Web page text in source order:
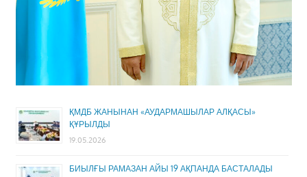
ҚМДБ ЖАНЫНАН «АУДАРМАШЫЛАР АЛҚАСЫ»
ҚҰРЫЛДЫ
19.05.2026
БИЫЛҒЫ РАМАЗАН АЙЫ 19 АҚПАНДА БАСТАЛАДЫ